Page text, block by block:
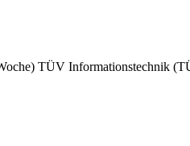
TÜV Informationstechnik